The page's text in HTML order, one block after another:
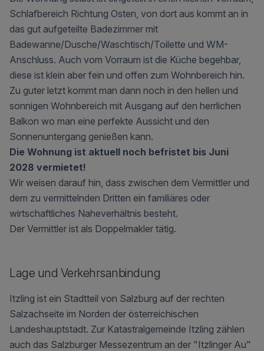
Schlafbereich Richtung Osten, von dort aus kommt an in
das gut aufgeteilte Badezimmer mit
Badewanne/Dusche/Waschtisch/Toilette und WM-
Anschluss. Auch vom Vorraum ist die Küche begehbar,
diese ist klein aber fein und offen zum Wohnbereich hin.
Zu guter letzt kommt man dann noch in den hellen und
sonnigen Wohnbereich mit Ausgang auf den herrlichen
Balkon wo man eine perfekte Aussicht und den
Sonnenuntergang genießen kann.
Die Wohnung ist aktuell noch befristet bis Juni
2028 vermietet!
Wir weisen darauf hin, dass zwischen dem Vermittler und
dem zu vermittelnden Dritten ein familiäres oder
wirtschaftliches Naheverhältnis besteht.
Der Vermittler ist als Doppelmakler tätig.
Lage und Verkehrs­anbindung
Itzling ist ein Stadtteil von Salzburg auf der rechten
Salzachseite im Norden der österreichischen
Landeshauptstadt. Zur Katastralgemeinde Itzling zählen
auch das Salzburger Messezentrum an der "Itzlinger Au"